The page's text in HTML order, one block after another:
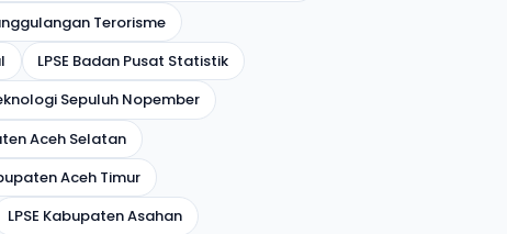
Terorisme
LPSE Badan Pusat Statistik
Sepuluh Nopember
Aceh Selatan
Aceh Timur
LPSE Kabupaten Asahan